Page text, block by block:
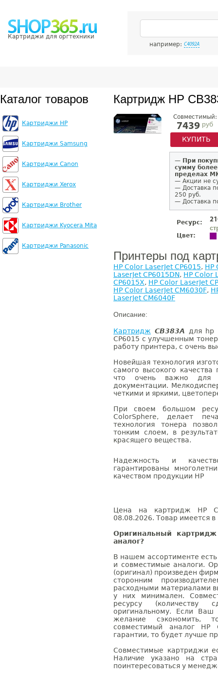
Картриджи для оргтехники
например: C4092A
Каталог товаров
Картриджи HP
Картриджи Samsung
Картриджи Canon
Картриджи Xerox
Картриджи Brother
Картриджи Kyocera Mita
Картриджи Panasonic
Картридж HP
Совместимый:
7439 руб
КУПИТЬ
— При
сумму
пределах
— Акции не
— Доставка
250 руб.
— Доставка
Ресурс:
Цвет:
Принтеры под
HP Color LaserJet CP6015, HP
LaserJet CP6015DN, HP Color
CP6015X, HP Color LaserJet
HP Color LaserJet CM6030F,
LaserJet CM6040F
Описание:
Картридж CB383A для hp
CP6015 с улучшенным
работу принтера, с очень
Новейшая технология
самого высокого
что очень важно для
документации.
четкими и яркими,
При своем большом
ColorSphere, делает
технология тонера
тонким слоем, в
красящего вещества.
Надежность и
гарантированы
качеством продукции HP
Цена на картридж HP
08.08.2026. Товар имеется в
Оригинальный
аналог?
В нашем ассортименте
и совместимые аналоги.
(оригинал) произведен
сторонним
расходными материалами
у них минимален.
ресурсу (количеству
оригинальному. Если
желание сэкономить,
совместимый аналог
гарантии, то будет лучше
Совместимые картриджи
Наличие указано на
поинтересоваться у